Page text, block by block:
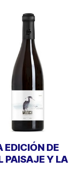
DE
PAISAJE Y LA